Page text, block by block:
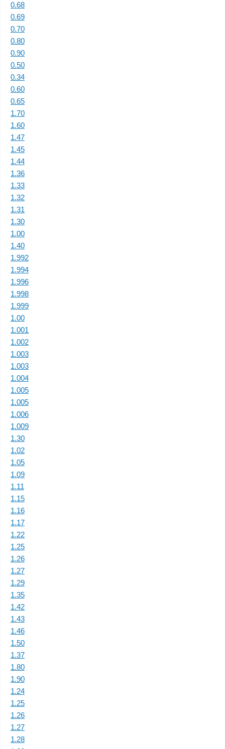
0.68
0.69
0.70
0.80
0.90
0.50
0.34
0.60
0.65
1.70
1.60
1.47
1.45
1.44
1.36
1.33
1.32
1.31
1.30
1.00
1.40
1.992
1.994
1.996
1.998
1.999
1.00
1.001
1.002
1.003
1.003
1.004
1.005
1.005
1.006
1.009
1.30
1.02
1.05
1.09
1.11
1.15
1.16
1.17
1.22
1.25
1.26
1.27
1.29
1.35
1.42
1.43
1.46
1.50
1.37
1.80
1.90
1.24
1.25
1.26
1.27
1.28